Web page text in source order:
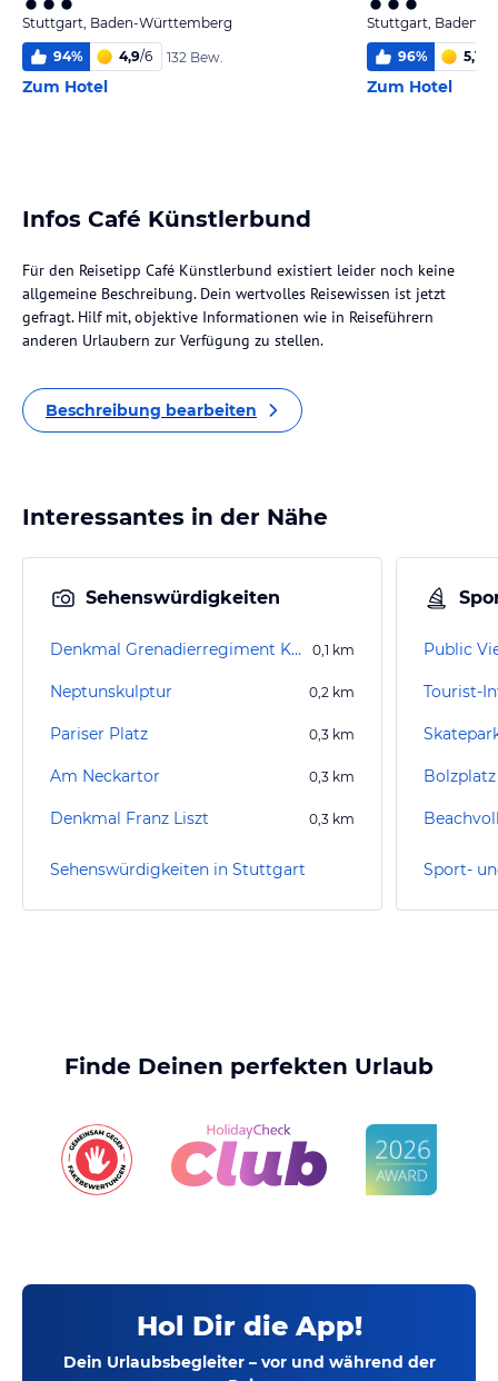
Stuttgart, Baden-Württemberg
94% 4,9/6 132 Bew.
Zum Hotel
Stuttgart, Baden-
96% 5,1
Zum Hotel
Infos Café Künstlerbund
Für den Reisetipp Café Künstlerbund existiert leider noch keine
allgemeine Beschreibung. Dein wertvolles Reisewissen ist jetzt
gefragt. Hilf mit, objektive Informationen wie in Reiseführern
anderen Urlaubern zur Verfügung zu stellen.
Beschreibung bearbeiten
Interessantes in der Nähe
Sehenswürdigkeiten
Denkmal Grenadierregiment Königin Olga 0,1 km
Neptunskulptur 0,2 km
Pariser Platz 0,3 km
Am Neckartor 0,3 km
Denkmal Franz Liszt 0,3 km
Sehenswürdigkeiten in Stuttgart
Public
Tourist-
Finde Deinen perfekten Urlaub
Hol Dir die App!
Dein Urlaubsbegleiter – vor und während der